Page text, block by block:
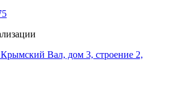
Вал, дом 3, строение 2,